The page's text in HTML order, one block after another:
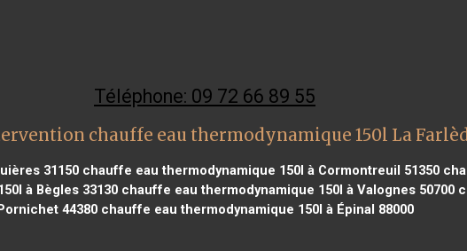
Téléphone: 09 72 66 89 55
chauffe eau thermodynamique 150l La
31150chauffe eau thermodynamique 150l à Cormontreuil 51350
à Bègles 33130chauffe eau thermodynamique 150l à Valognes 50700
44380chauffe eau thermodynamique 150l à Épinal 88000